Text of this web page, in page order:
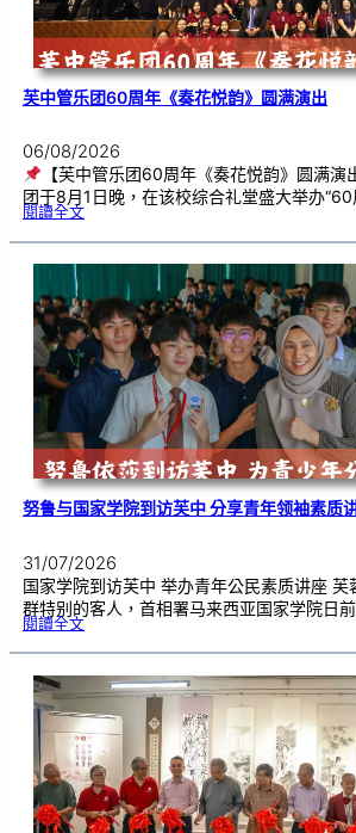
芙中管乐团60周年《奏花悦韵》圆满演出
06/08/2026
【芙中管乐团60周年《奏花悦韵》圆满演
团于8月1日晚，在该校综合礼堂盛大举办
閱讀全文:芙
乐
6
0
《
奏
花
悦
韵
》
圆
满
演
出
努鲁与国家学院到访芙中 分享青年领袖素质
31/07/2026
国家学院到访芙中 举办青年公民素质讲座
群特别的客人，首相署马来西亚国家学院日
閱讀全文:努
国
学
院
到
访
中
分
享
青
年
领
袖
素
质
讲
座